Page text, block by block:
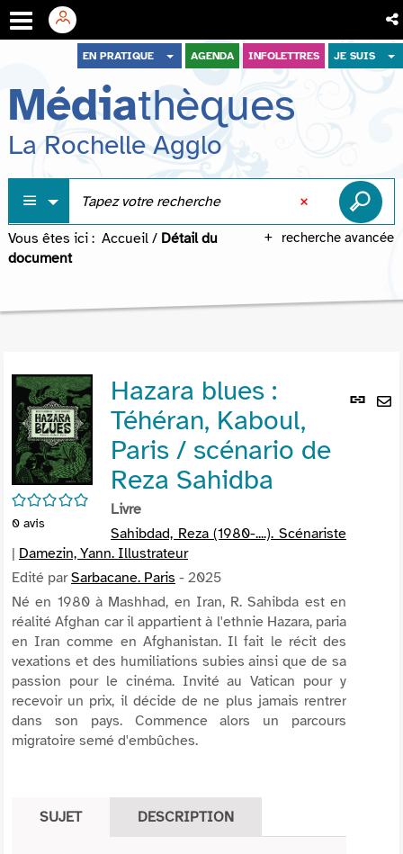
menu
contenu
recherche
EN PRATIQUE AGENDA INFOLETTRES JE SUIS
Médiathèques
La Rochelle Agglo
recherche avancée
Vous êtes ici : Accueil / Détail du
document
Lien
/5
0 avis
Hazara blues :
Téhéran, Kaboul,
Paris / scénario de
Reza Sahidba
Livre
Sahibdad, Reza (1980-....). Scénariste
| Damezin, Yann. Illustrateur
Edité parSarbacane. Paris - 2025
Né en 1980 à Mashhad, en Iran, R. Sahibda est en
réalité Afghan car il appartient à l'ethnie Hazara, paria
en Iran comme en Afghanistan. Il fait le récit des
vexations et des humiliations subies ainsi que de sa
passion pour le cinéma. Invité au Vatican pour y
recevoir un prix, il décide de ne plus jamais rentrer
dans son pays. Commence alors un parcours
migratoire semé d'embûches.
SUJET DESCRIPTION